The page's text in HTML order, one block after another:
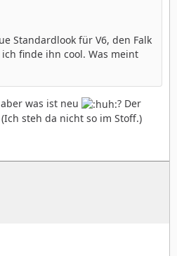
Standardlook für V6, den Falk
finde ihn cool. Was meint
was ist neu
? Der
steh da nicht so im Stoff.)